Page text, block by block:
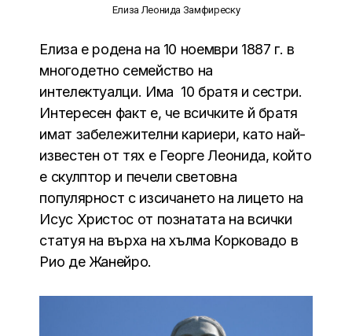
Елиза Леонида Замфиреску
Елиза е родена на 10 ноември 1887 г. в
многодетно семейство на
интелектуалци. Има 10 братя и сестри.
Интересен факт е, че всичките й братя
имат забележителни кариери, като най-
известен от тях е Георге Леонида, който
е скулптор и печели световна
популярност с изсичането на лицето на
Исус Христос от познатата на всички
статуя на върха на хълма Корковадо в
Рио де Жанейро.